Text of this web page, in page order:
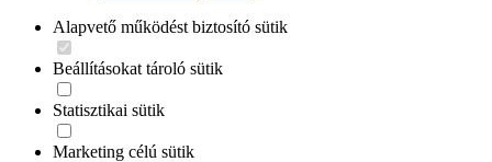
Alapvető működést biztosító sütik
Beállításokat tároló sütik
Statisztikai sütik
Marketing célú sütik